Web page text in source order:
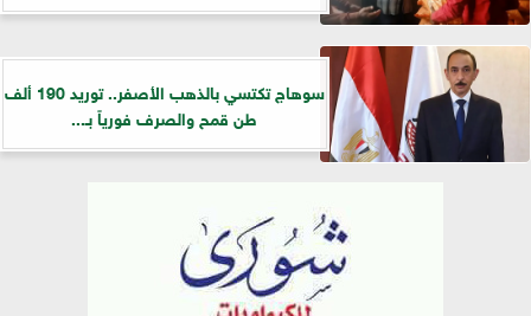
سوهاج تكتسي بالذهب الأصفر.. توريد 190 ألف
طن قمح والصرف فورياً بـ...